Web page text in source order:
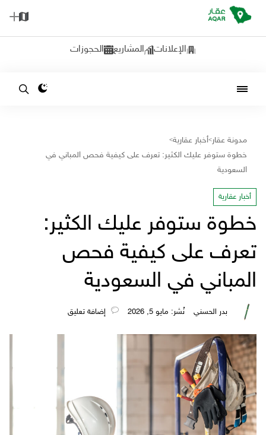
الإعلانات المشاريع الحجوزات
مدونة عقار>أخبار عقارية>
خطوة ستوفر عليك الكثير: تعرف على كيفية فحص المباني في
السعودية
أخبار عقارية
خطوة ستوفر عليك الكثير:
تعرف على كيفية فحص
المباني في السعودية
بدر الحسني نُشر: مايو 5, 2026